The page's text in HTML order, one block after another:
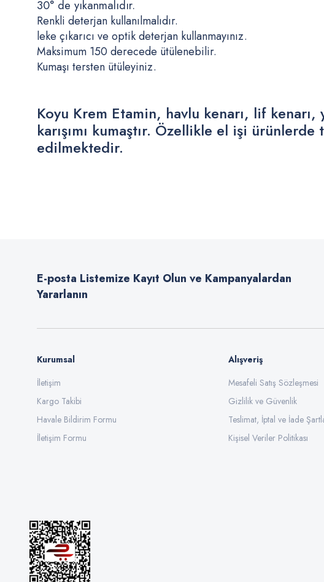
30° de yıkanmalıdır.
Renkli deterjan kullanılmalıdır.
leke çıkarıcı ve optik deterjan kullanmayınız.
Maksimum 150 derecede ütülenebilir.
Kumaşı tersten ütüleyiniz.
Koyu Krem Etamin, havlu kenarı, lif
karışımı kumaştır. Özellikle el işi
edilmektedir.
Ürün bilgilerinde hatalar bulunuyor.
Ürün fiyatı diğer sitelerden daha pahalı.
E-posta Listemize Kayıt Olun ve Kampanyalardan
Yararlanın
Kurumsal
İletişim
Kargo Takibi
Havale Bildirim Formu
İletişim Formu
Alışveriş
Mesafeli Satış Sözleşmesi
Gizlilik ve Güvenlik
Teslimat, İptal ve İade
Kişisel Veriler Politikası